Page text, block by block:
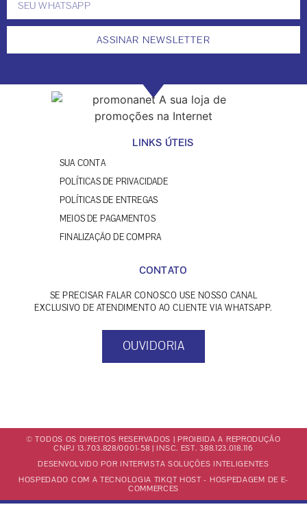
ASSINAR NEWSLETTER
LINKS ÚTEIS
SUA CONTA
POLÍTICAS DE PRIVACIDADE
POLÍTICAS DE ENTREGAS
MEIOS DE PAGAMENTOS
FINALIZAÇÃO DE COMPRA
CONTATO
SE PRECISAR FALAR CONOSCO USE NOSSO CANAL
EXCLUSIVO DE ATENDIMENTO AO CLIENTE VIA WHATSAPP.
OUVIDORIA
© TODOS OS DIREITOS RESERVADOS | PROIBIDA A REPRODUÇÃO
CNPJ 13.703.828/0001-58 | INSC. EST. 388.123.018.116
DESENVOLVIDO POR INTERVISTA SOLUÇÕES INTELIGENTES
HOSPEDADO COM A TECNOLOGIA TIKQT HOST - HOSPEDAGEM DE E-
COMMERCES